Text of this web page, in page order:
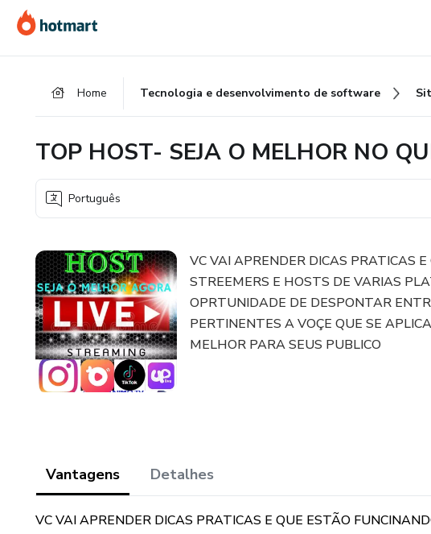
para
o
para
o
para
o
Home Tecnologia e desenvolvimento de software
TOP HOST- SEJA O MELHOR NO
Português
VC VAI APRENDER DICAS PRATICAS
STREEMERS E HOSTS DE VARIAS
OPRTUNIDADE DE DESPONTAR
PERTINENTES A VOÇE QUE SE
MELHOR PARA SEUS PUBLICO
Vantagens Detalhes
VC VAI APRENDER DICAS PRATICAS E QUE ESTÃO